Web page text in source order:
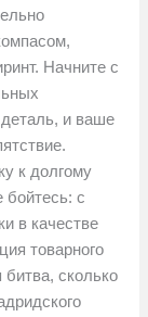
Начните с
и ваше
к долгому
бойтесь: с
в качестве
товарного
сколько